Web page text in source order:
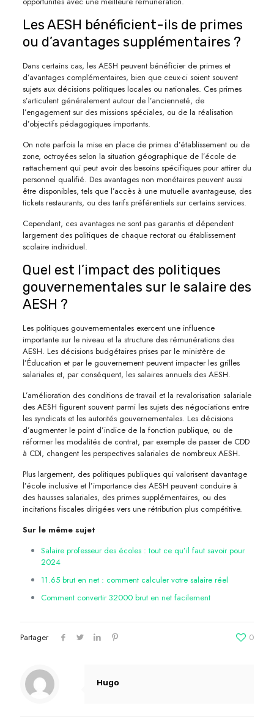
Les AESH bénéficient-ils de primes
ou d’avantages supplémentaires ?
Dans certains cas, les AESH peuvent bénéficier de primes et
d’avantages complémentaires, bien que ceux-ci soient souvent
sujets aux décisions politiques locales ou nationales. Ces primes
s’articulent généralement autour de l’ancienneté, de
l’engagement sur des missions spéciales, ou de la réalisation
d’objectifs pédagogiques importants.
On note parfois la mise en place de primes d’établissement ou de
zone, octroyées selon la situation géographique de l’école de
rattachement qui peut avoir des besoins spécifiques pour attirer du
personnel qualifié. Des avantages non monétaires peuvent aussi
être disponibles, tels que l’accès à une mutuelle avantageuse, des
tickets restaurants, ou des tarifs préférentiels sur certains services.
Cependant, ces avantages ne sont pas garantis et dépendent
largement des politiques de chaque rectorat ou établissement
scolaire individuel.
Quel est l’impact des politiques
gouvernementales sur le salaire des
AESH ?
Les politiques gouvernementales exercent une influence
importante sur le niveau et la structure des rémunérations des
AESH. Les décisions budgétaires prises par le ministère de
l’Éducation et par le gouvernement peuvent impacter les grilles
salariales et, par conséquent, les salaires annuels des AESH.
L’amélioration des conditions de travail et la revalorisation salariale
des AESH figurent souvent parmi les sujets des négociations entre
les syndicats et les autorités gouvernementales. Les décisions
d’augmenter le point d’indice de la fonction publique, ou de
réformer les modalités de contrat, par exemple de passer de CDD
à CDI, changent les perspectives salariales de nombreux AESH.
Plus largement, des politiques publiques qui valorisent davantage
l’école inclusive et l’importance des AESH peuvent conduire à
des hausses salariales, des primes supplémentaires, ou des
incitations fiscales dirigées vers une rétribution plus compétitive.
Sur le même sujet
Salaire professeur des écoles : tout ce qu’il faut savoir pour
2024
11.65 brut en net : comment calculer votre salaire réel
Comment convertir 32000 brut en net facilement
Partager 0
Hugo